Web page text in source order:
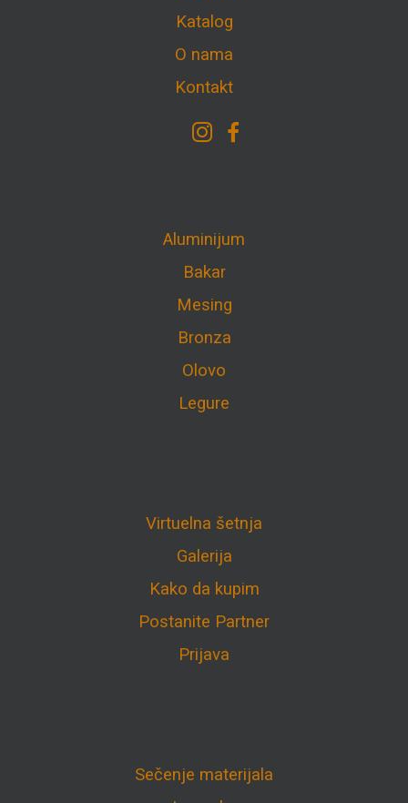
Katalog
O nama
Kontakt
Aluminijum
Bakar
Mesing
Bronza
Olovo
Legure
Virtuelna šetnja
Galerija
Kako da kupim
Postanite Partner
Prijava
Sečenje materijala